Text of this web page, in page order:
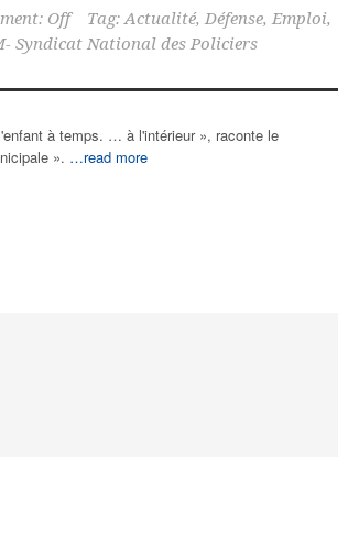
Off Tag: Actualité, Défense, Emploi,
Syndicat National des Policiers
à temps. … à l'intérieur », raconte le
». …read more